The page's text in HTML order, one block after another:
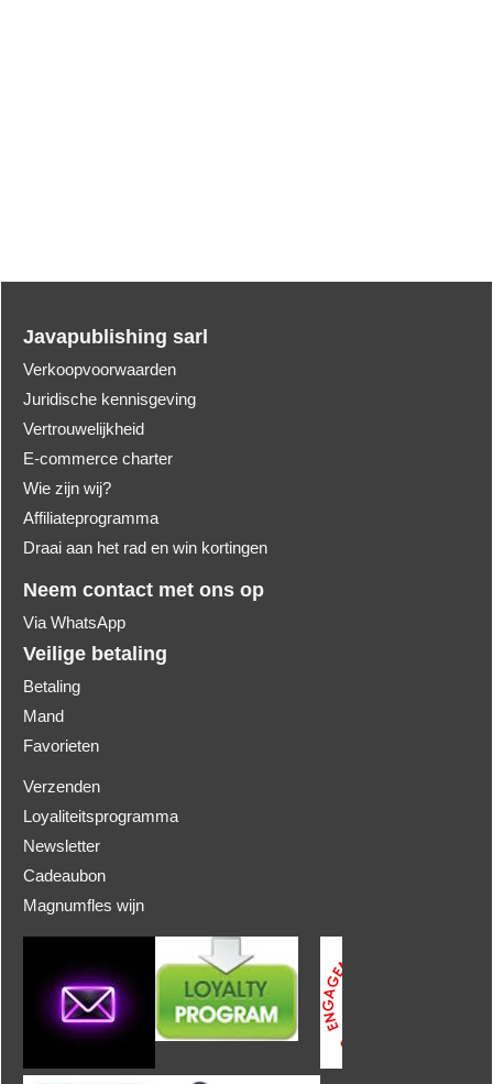
Javapublishing sarl
Verkoopvoorwaarden
Juridische kennisgeving
Vertrouwelijkheid
E-commerce charter
Wie zijn wij?
Affiliateprogramma
Draai aan het rad en win kortingen
Neem contact met ons op
Via WhatsApp
Veilige betaling
Betaling
Mand
Favorieten
Verzenden
Loyaliteitsprogramma
Newsletter
Cadeaubon
Magnumfles wijn